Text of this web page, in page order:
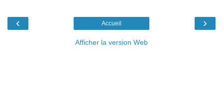
‹ ›
Accueil
Afficher la version Web